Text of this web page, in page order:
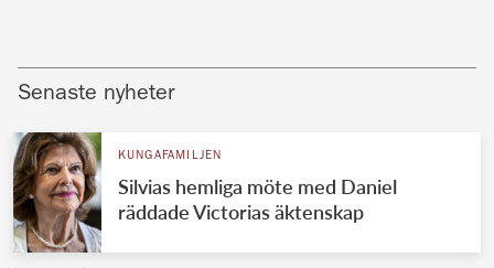
Senaste nyheter
KUNGAFAMILJEN
Silvias hemliga möte med Daniel
räddade Victorias äktenskap